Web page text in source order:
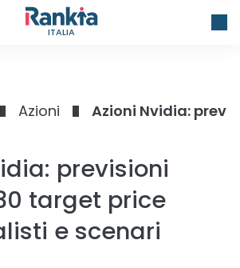
ITALIA
Azioni Azioni Nvidia:
previsioni
target price
e scenari